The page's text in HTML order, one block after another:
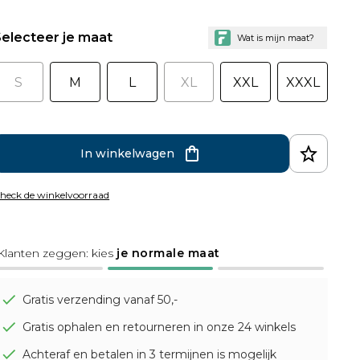
je maat
S M L XL XXL XXXL
In winkelwagen
de winkelvoorraad
zeggen: kies je normale maat
Gratis verzending vanaf 50,-
Gratis ophalen en retourneren in onze 24 winkels
Achteraf en betalen in 3 termijnen is mogelijk